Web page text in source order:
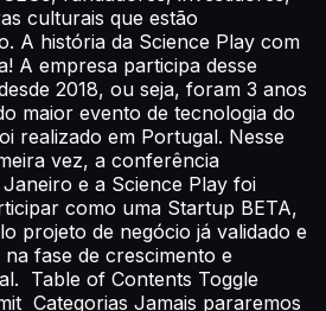
culturais que estão
A história da Science Play com
A empresa participa desse
2018, ou seja, foram 3 anos
maior evento de tecnologia do
realizado em Portugal. Nesse
vez, a conferência
e a Science Play foi
como uma Startup BETA,
projeto de negócio já validado e
fase de crescimento e
Table of Contents Toggle
Categorias Jamais pararemos